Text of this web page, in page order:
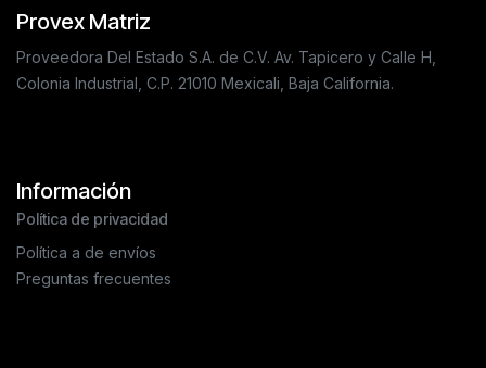
Provex Matriz
Proveedora Del Estado S.A. de C.V. Av. Tapicero y Calle H,
Colonia Industrial, C.P. 21010 Mexicali, Baja California.
Información
Política de privacidad
Política a de envíos
Preguntas frecuentes